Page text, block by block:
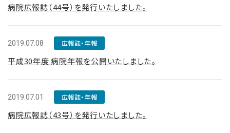
病院広報誌（44号）を発行いたしました。
2019.07.08 広報誌・年報
平成30年度 病院年報を公開いたしました。
2019.07.01 広報誌・年報
病院広報誌（43号）を発行いたしました。